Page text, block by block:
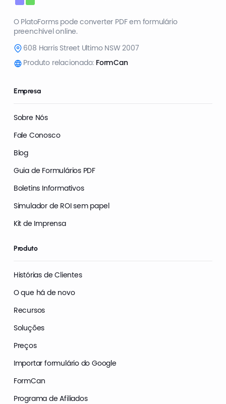
O PlatoForms pode converter PDF em formulário
preenchível online.
608 Harris Street Ultimo NSW 2007
Produto relacionado: FormCan
Empresa
Sobre Nós
Fale Conosco
Blog
Guia de Formulários PDF
Boletins Informativos
Simulador de ROI sem papel
Kit de Imprensa
Produto
Histórias de Clientes
O que há de novo
Recursos
Soluções
Preços
Importar formulário do Google
FormCan
Programa de Afiliados